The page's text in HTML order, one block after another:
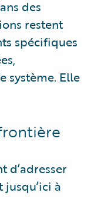
des
restent
spécifiques
système. Elle
d’adresser
jusqu’ici à